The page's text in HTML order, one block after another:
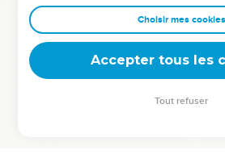
roi de la maison de l'Éternel, et
roi par le chemin de la porte des
trône des rois.
Et tout le peuple du pays se réjouit,
Joas était âgé de sept ans lorsqu'il
Choisir mes cookies
Accepter tous les
Tout refuser